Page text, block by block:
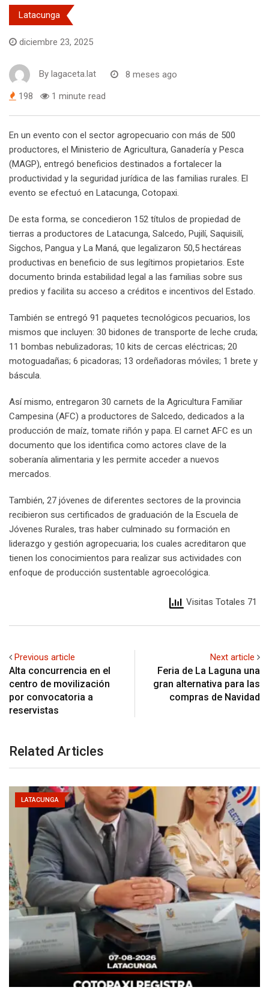
Latacunga
diciembre 23, 2025
By lagaceta.lat 8 meses ago
198 1 minute read
En un evento con el sector agropecuario con más de 500
productores, el Ministerio de Agricultura, Ganadería y Pesca
(MAGP), entregó beneficios destinados a fortalecer la
productividad y la seguridad jurídica de las familias rurales. El
evento se efectuó en Latacunga, Cotopaxi.
De esta forma, se concedieron 152 títulos de propiedad de
tierras a productores de Latacunga, Salcedo, Pujilí, Saquisilí,
Sigchos, Pangua y La Maná, que legalizaron 50,5 hectáreas
productivas en beneficio de sus legítimos propietarios. Este
documento brinda estabilidad legal a las familias sobre sus
predios y facilita su acceso a créditos e incentivos del Estado.
También se entregó 91 paquetes tecnológicos pecuarios, los
mismos que incluyen: 30 bidones de transporte de leche cruda;
11 bombas nebulizadoras; 10 kits de cercas eléctricas; 20
motoguadañas; 6 picadoras; 13 ordeñadoras móviles; 1 brete y
báscula.
Así mismo, entregaron 30 carnets de la Agricultura Familiar
Campesina (AFC) a productores de Salcedo, dedicados a la
producción de maíz, tomate riñón y papa. El carnet AFC es un
documento que los identifica como actores clave de la
soberanía alimentaria y les permite acceder a nuevos
mercados.
También, 27 jóvenes de diferentes sectores de la provincia
recibieron sus certificados de graduación de la Escuela de
Jóvenes Rurales, tras haber culminado su formación en
liderazgo y gestión agropecuaria; los cuales acreditaron que
tienen los conocimientos para realizar sus actividades con
enfoque de producción sustentable agroecológica.
Visitas Totales 71
Previous article
Alta concurrencia en el
centro de movilización
por convocatoria a
reservistas
Next article
Feria de La Laguna una
gran alternativa para las
compras de Navidad
Related Articles
LATACUNGA